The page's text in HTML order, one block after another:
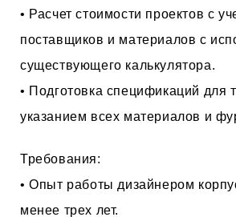
• Расчет стоимости проектов с
поставщиков и материалов с
существующего калькулятора.
• Подготовка спецификаций для
указанием всех материалов и
Требования:
• Опыт работы дизайнером
менее трех лет.